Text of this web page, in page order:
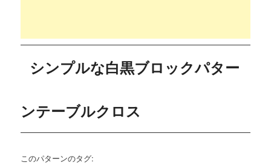
シンプルな白黒ブロックパター
ンテーブルクロス
このパターンのタグ: